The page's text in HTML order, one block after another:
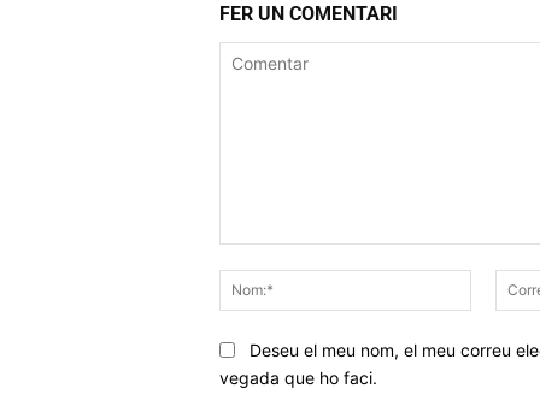
FER UN COMENTARI
Nom:*
Deseu el meu nom, el meu correu
vegada que ho faci.